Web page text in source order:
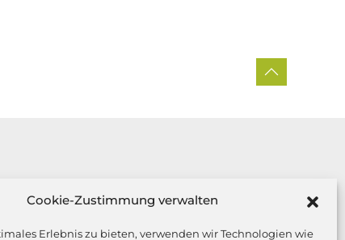
Cookie-Zustimmung verwalten
Erlebnis zu bieten, verwenden wir Technologien wie